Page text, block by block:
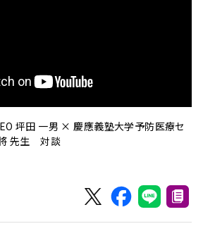
坪田 一男 × 慶應義塾大学予防医療セ
先生 対談